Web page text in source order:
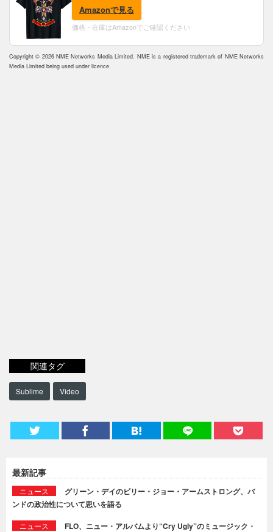
Amazonで見る
価格・在庫はAmazonでご確認ください
Copyright © 2026 NME Networks Media Limited. NME is a registered trademark of NME Networks
Media Limited being used under licence.
関連タグ
Sublime Video
最新記事
ニュース
グリーン・デイのビリー・ジョー・アームストロング、バ
ンドの政治性について思いを語る
ニュース
FLO、ニュー・アルバムより“Cry Ugly”のミュージック・